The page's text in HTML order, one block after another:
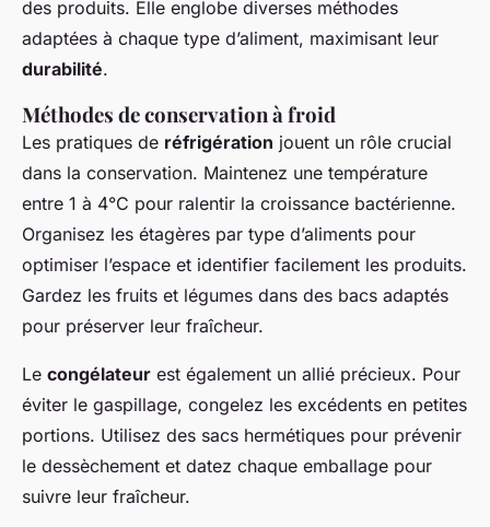
des produits. Elle englobe diverses méthodes
adaptées à chaque type d’aliment, maximisant leur
durabilité.
Méthodes de conservation à froid
Les pratiques de réfrigération jouent un rôle crucial
dans la conservation. Maintenez une température
entre 1 à 4°C pour ralentir la croissance bactérienne.
Organisez les étagères par type d’aliments pour
optimiser l’espace et identifier facilement les produits.
Gardez les fruits et légumes dans des bacs adaptés
pour préserver leur fraîcheur.
Le congélateur est également un allié précieux. Pour
éviter le gaspillage, congelez les excédents en petites
portions. Utilisez des sacs hermétiques pour prévenir
le dessèchement et datez chaque emballage pour
suivre leur fraîcheur.